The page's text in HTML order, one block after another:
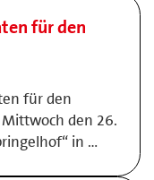
für den
für den
den 26.
in …